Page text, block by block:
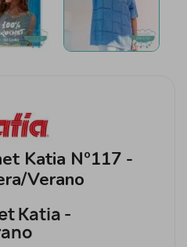
Katia Nº117 -
Verano
Katia -